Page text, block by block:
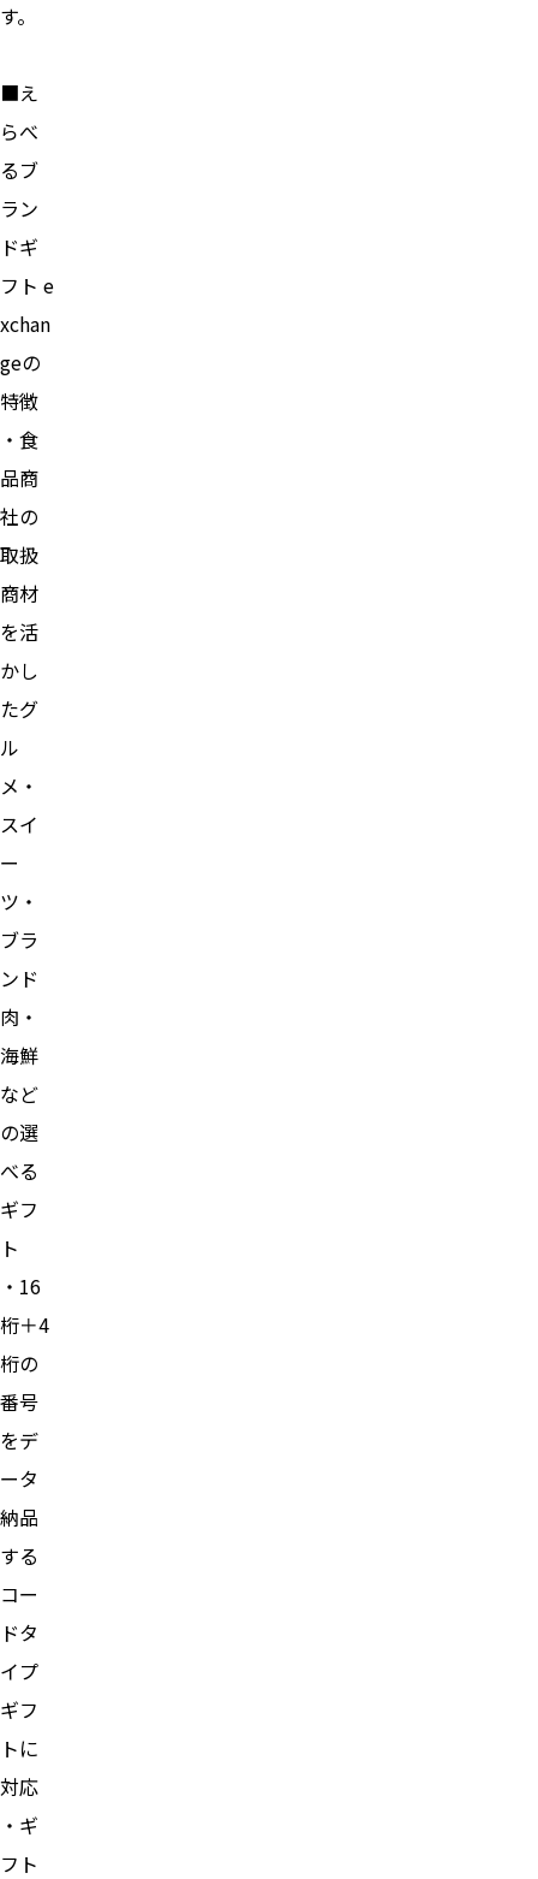
す。
■え
らべ
るブ
ラン
ドギ
フト e
xchan
geの
特徴
・食
品商
社の
取扱
商材
を活
かし
たグ
ル
メ・
スイ
ー
ツ・
ブラ
ンド
肉・
海鮮
など
の選
べる
ギフ
ト
・16
桁＋4
桁の
番号
をデ
ータ
納品
する
コー
ドタ
イプ
ギフ
トに
対応
・ギ
フト